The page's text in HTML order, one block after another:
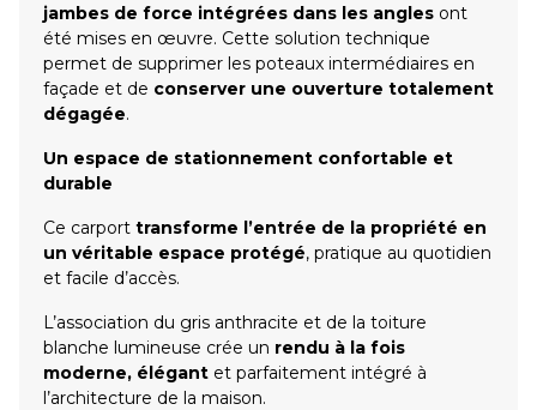
jambes de force intégrées dans les angles ont
été mises en œuvre. Cette solution technique
permet de supprimer les poteaux intermédiaires en
façade et de conserver une ouverture totalement
dégagée.
Un espace de stationnement confortable et
durable
Ce carport transforme l’entrée de la propriété en
un véritable espace protégé, pratique au quotidien
et facile d’accès.
L’association du gris anthracite et de la toiture
blanche lumineuse crée un rendu à la fois
moderne, élégant et parfaitement intégré à
l’architecture de la maison.